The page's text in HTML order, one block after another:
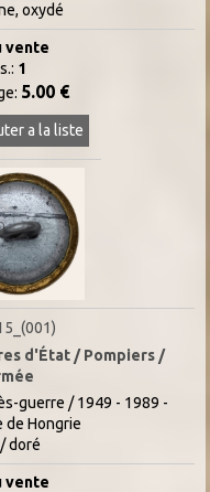
oxydé
vente
1
5.00 €
a la liste
d'État / Pompiers /
guerre / 1949 - 1989 -
de Hongrie
doré
vente